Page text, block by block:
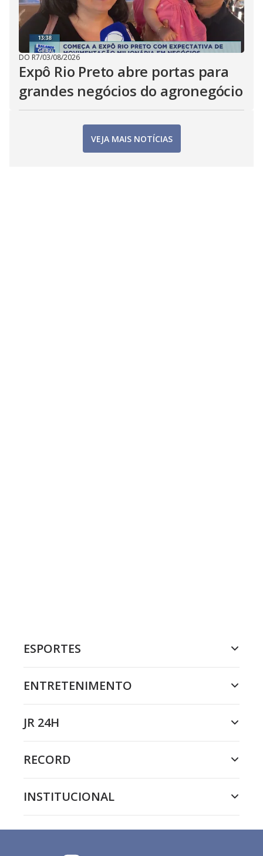
DO R7/03/08/2026
Expô Rio Preto abre portas para
grandes negócios do agronegócio
VEJA MAIS NOTÍCIAS
ESPORTES
ENTRETENIMENTO
JR 24H
RECORD
INSTITUCIONAL